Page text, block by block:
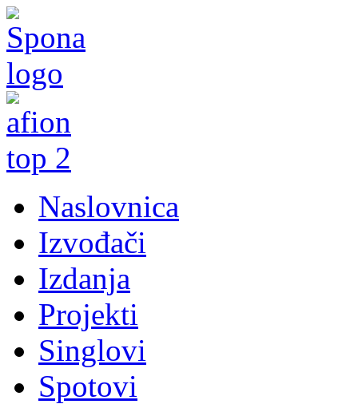
Naslovnica
Izvođači
Izdanja
Projekti
Singlovi
Spotovi